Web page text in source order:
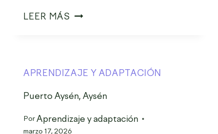
LEER MÁS
APRENDIZAJE Y ADAPTACIÓN
Puerto Aysén, Aysén
PorAprendizaje y adaptación
marzo 17, 2026